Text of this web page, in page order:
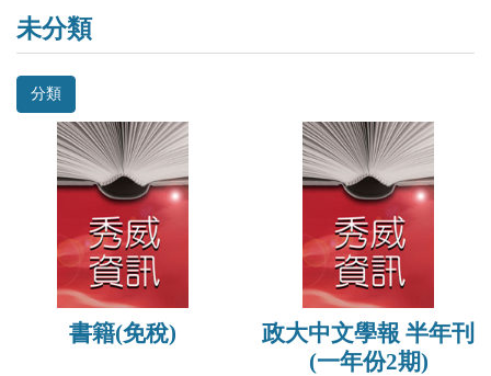
未分類
分類
書籍(免稅)
政大中文學報 半年刊
(一年份2期)